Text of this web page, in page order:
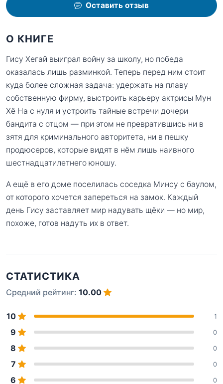
Оставить отзыв
О КНИГЕ
Гису Хегай выиграл войну за школу, но победа
оказалась лишь разминкой. Теперь перед ним стоит
куда более сложная задача: удержать на плаву
собственную фирму, выстроить карьеру актрисы Мун
Хё На с нуля и устроить тайные встречи дочери
бандита с отцом — при этом не превратившись ни в
зятя для криминального авторитета, ни в пешку
продюсеров, которые видят в нём лишь наивного
шестнадцатилетнего юношу.
А ещё в его доме поселилась соседка Минсу с баулом,
от которого хочется запереться на замок. Каждый
день Гису заставляет мир надувать щёки — но мир,
похоже, готов надуть их в ответ.
СТАТИСТИКА
Средний рейтинг: 10.00
10 1
9 0
8 0
7 0
6 0